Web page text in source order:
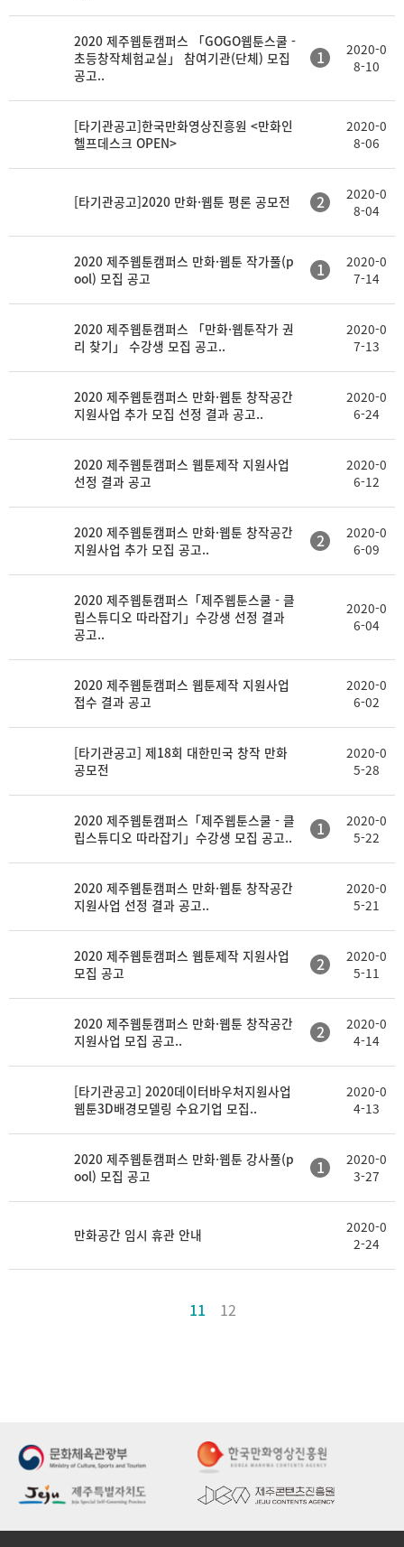
2020 제주웹툰캠퍼스 「GOGO웹툰스쿨 -
초등창작체험교실」 참여기관(단체) 모집
공고..
1
2020-0
8-10
[타기관공고]한국만화영상진흥원 <만화인
헬프데스크 OPEN>
2020-0
8-06
[타기관공고]2020 만화·웹툰 평론 공모전 2
2020-0
8-04
2020 제주웹툰캠퍼스 만화·웹툰 작가풀(p
ool) 모집 공고
1
2020-0
7-14
2020 제주웹툰캠퍼스 「만화·웹툰작가 권
리 찾기」 수강생 모집 공고..
2020-0
7-13
2020 제주웹툰캠퍼스 만화·웹툰 창작공간
지원사업 추가 모집 선정 결과 공고..
2020-0
6-24
2020 제주웹툰캠퍼스 웹툰제작 지원사업
선정 결과 공고
2020-0
6-12
2020 제주웹툰캠퍼스 만화·웹툰 창작공간
지원사업 추가 모집 공고..
2
2020-0
6-09
2020 제주웹툰캠퍼스「제주웹툰스쿨 - 클
립스튜디오 따라잡기」수강생 선정 결과
공고..
2020-0
6-04
2020 제주웹툰캠퍼스 웹툰제작 지원사업
접수 결과 공고
2020-0
6-02
[타기관공고] 제18회 대한민국 창작 만화
공모전
2020-0
5-28
2020 제주웹툰캠퍼스「제주웹툰스쿨 - 클
립스튜디오 따라잡기」수강생 모집 공고..
1
2020-0
5-22
2020 제주웹툰캠퍼스 만화·웹툰 창작공간
지원사업 선정 결과 공고..
2020-0
5-21
2020 제주웹툰캠퍼스 웹툰제작 지원사업
모집 공고
2
2020-0
5-11
2020 제주웹툰캠퍼스 만화·웹툰 창작공간
지원사업 모집 공고..
2
2020-0
4-14
[타기관공고] 2020데이터바우처지원사업
웹툰3D배경모델링 수요기업 모집..
2020-0
4-13
2020 제주웹툰캠퍼스 만화·웹툰 강사풀(p
ool) 모집 공고
1
2020-0
3-27
만화공간 임시 휴관 안내
2020-0
2-24
11 12